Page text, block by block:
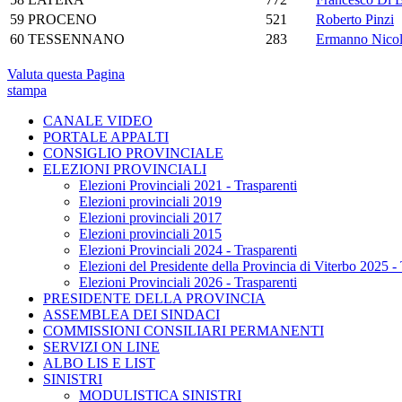
59 PROCENO 521
Roberto Pinzi
60 TESSENNANO 283 Ermanno
Valuta questa Pagina
stampa
CANALE VIDEO
PORTALE APPALTI
CONSIGLIO PROVINCIALE
ELEZIONI PROVINCIALI
Elezioni Provinciali 2021 - Trasparenti
Elezioni provinciali 2019
Elezioni provinciali 2017
Elezioni provinciali 2015
Elezioni Provinciali 2024 - Trasparenti
Elezioni del Presidente della Provincia di Viterbo 2025 -
Elezioni Provinciali 2026 - Trasparenti
PRESIDENTE DELLA PROVINCIA
ASSEMBLEA DEI SINDACI
COMMISSIONI CONSILIARI PERMANENTI
SERVIZI ON LINE
ALBO LIS E LIST
SINISTRI
MODULISTICA SINISTRI